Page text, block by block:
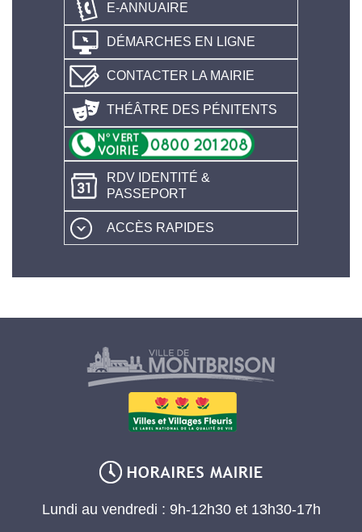
E-ANNUAIRE
DÉMARCHES EN LIGNE
CONTACTER LA MAIRIE
THÉÂTRE DES PÉNITENTS
RDV IDENTITÉ &
PASSEPORT
ACCÈS RAPIDES
Lundi au vendredi : 9h-12h30 et 13h30-17h